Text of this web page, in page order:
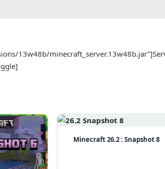
13w48b/
Minecraft 26.2 : Snapshot 8